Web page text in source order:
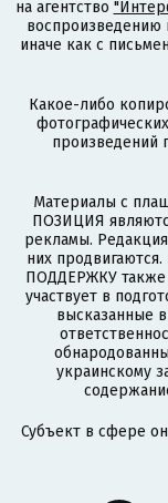
на агентство
иначе как с
Какое-либо
произведений
Материалы с
ПОЗИЦИЯ
рекламы.
них
ПОДДЕРЖКУ также
участвует в
высказанные
украинскому
Субъект в сфере